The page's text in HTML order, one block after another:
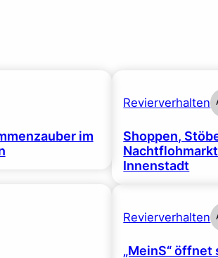
im
Revierverhalten
Shoppen,
Innenstadt
Revierverhalten
„MeinS“